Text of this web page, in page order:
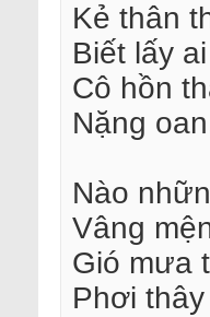
Kẻ thân
Biết lấy
Cô hồn
Nặng
Nào
Vâng
Gió mưa
Phơi